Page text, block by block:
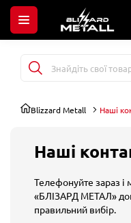
Blizzard Metall Наші
Наші
Телефонуйте зараз
«БЛІЗАРД МЕТАЛ»
правильний вибір.